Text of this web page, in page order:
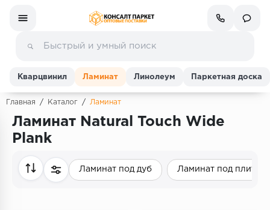
Линолеум
Кварцвинил Ламинат Линолеум Паркетная доска
Главная / Каталог / Ламинат
Ламинат Natural Touch Wide
Plank
Ламинат под дуб Ламинат под плитку